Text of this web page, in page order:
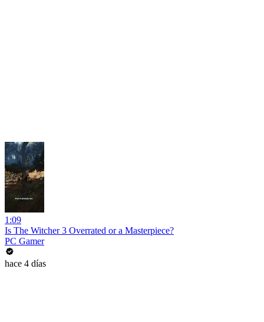
1:09
Is The Witcher 3 Overrated or a Masterpiece?
PC Gamer
hace 4 días